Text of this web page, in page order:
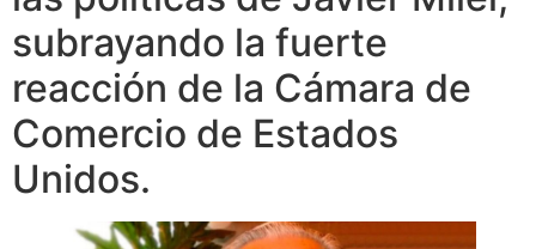
subrayando la fuerte
reacción de la Cámara de
Comercio de Estados
Unidos.